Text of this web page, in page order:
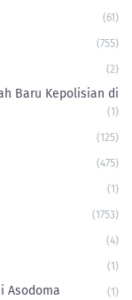
(61)
(755)
(2)
Baru Kepolisian di
(1)
(125)
(475)
(1)
(1753)
(4)
(1)
Asodoma (1)